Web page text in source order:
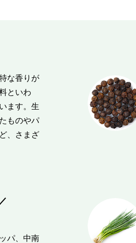
な香りが
といわ
ます。生
ものやパ
、さまざ
パ、中南